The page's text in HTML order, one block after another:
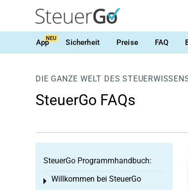
AppNEU Sicherheit Preise FAQ
DIE GANZE WELT DES
SteuerGo FAQs
SteuerGo Programmhandbuch:
Willkommen bei SteuerGo
Toggle menu